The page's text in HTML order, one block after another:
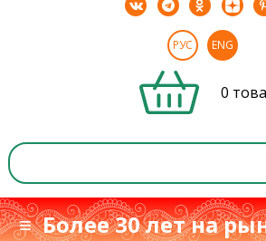
РУС ENG
0
≡ Более 30 лет на